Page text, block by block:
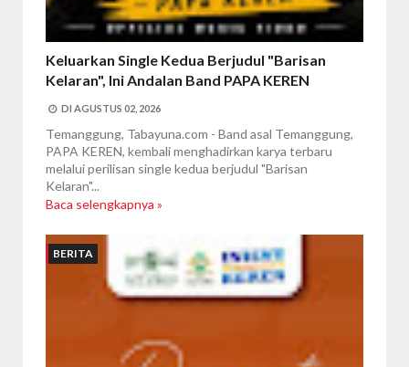
Keluarkan Single Kedua Berjudul "Barisan
Kelaran", Ini Andalan Band PAPA KEREN
DI AGUSTUS 02, 2026
Temanggung, Tabayuna.com - Band asal Temanggung,
PAPA KEREN, kembali menghadirkan karya terbaru
melalui perilisan single kedua berjudul "Barisan
Kelaran"...
Baca selengkapnya »
BERITA